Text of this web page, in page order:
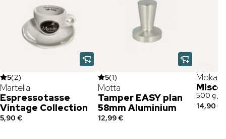
5(2)
Martella
Espressotasse
Vintage Collection
5,90 €
5(1)
Motta
Tamper EASY plan
58mm Aluminium
12,99 €
500 g /
14,90 €